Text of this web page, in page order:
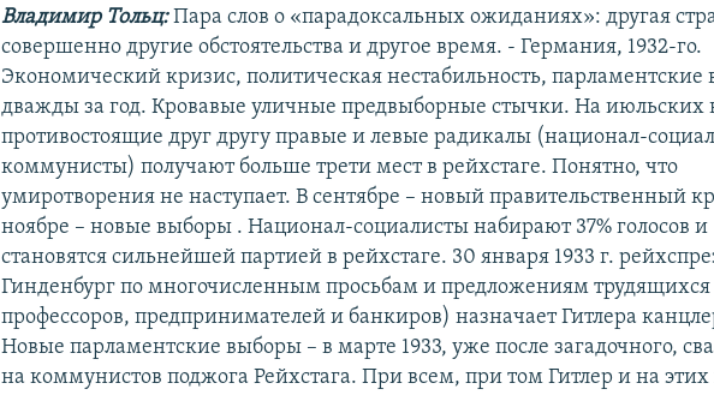
Владимир Тольц:Пара слов о «парадоксальных ожиданиях»: другая
совершенно другие обстоятельства и другое время. - Германия, 1932-го.
Экономический кризис, политическая нестабильность, парламентские
дважды за год. Кровавые уличные предвыборные стычки. На июльских
противостоящие друг другу правые и левые радикалы (национал-
коммунисты) получают больше трети мест в рейхстаге. Понятно, что
умиротворения не наступает. В сентябре – новый правительственный
ноябре – новые выборы . Национал-социалисты набирают 37% голосов и
становятся сильнейшей партией в рейхстаге. 30 января 1933 г.
Гинденбург по многочисленным просьбам и предложениям трудящихся
профессоров, предпринимателей и банкиров) назначает Гитлера
Новые парламентские выборы – в марте 1933, уже после загадочного,
на коммунистов поджога Рейхстага. При всем, при том Гитлер и на